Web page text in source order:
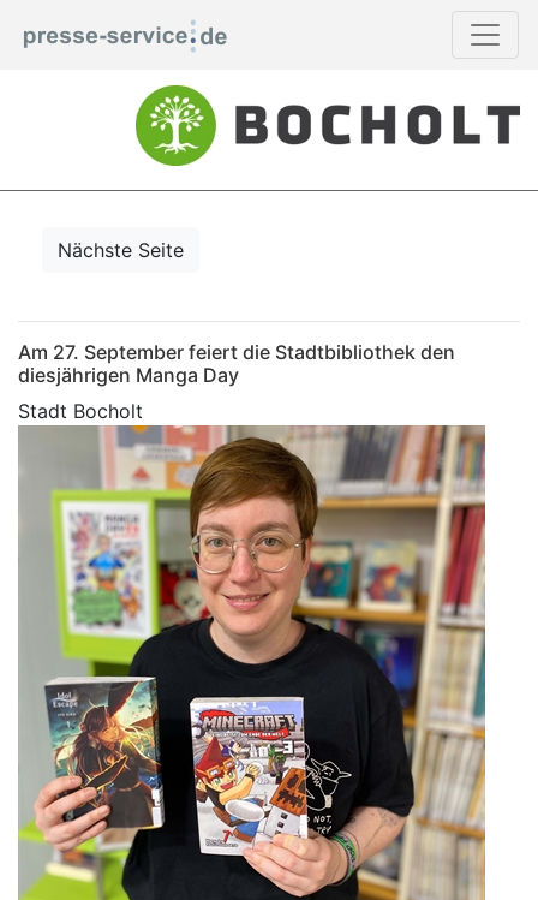
Nächste Seite
Am 27. September feiert die Stadtbibliothek den
diesjährigen Manga Day
Stadt Bocholt